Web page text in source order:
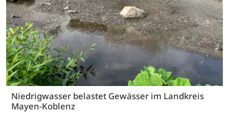
Niedrigwasser belastet Gewässer im Landkreis
Mayen-Koblenz